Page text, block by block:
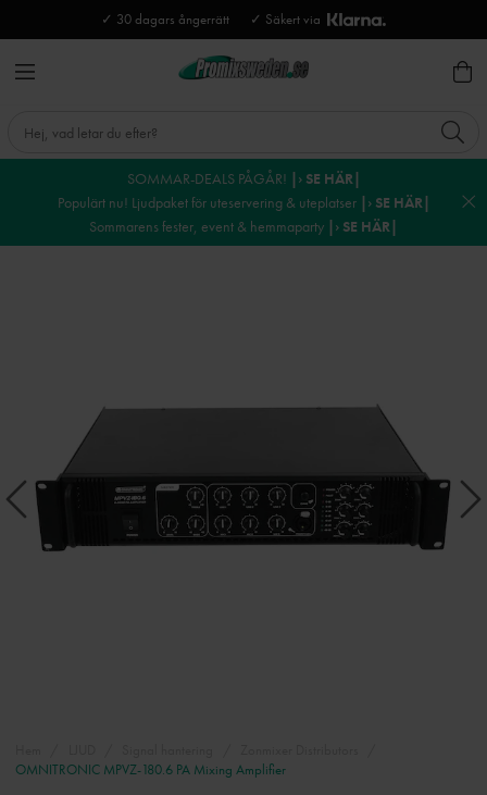
✓ 30 dagars ångerrätt ✓ Säkert via
SOMMAR-DEALS PÅGÅR! |› SE HÄR|
Populärt nu! Ljudpaket för uteservering & uteplatser |› SE HÄR|
Sommarens fester, event & hemmaparty |› SE HÄR|
OMNITRONIC MPVZ-180.6 PA Mixing Amplifier